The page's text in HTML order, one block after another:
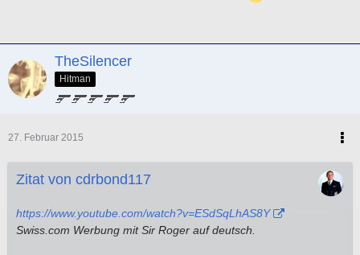
TheSilencer
Hitman
27. Februar 2015
Zitat von cdrbond117
https://www.youtube.com/watch?v=ESdSqLhAS8Y
Swiss.com Werbung mit Sir Roger auf deutsch.